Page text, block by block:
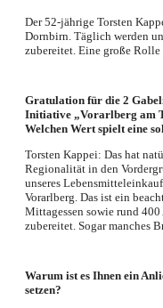
Der 52-jährige Torsten
Dornbirn. Täglich werden
zubereitet. Eine große
Gratulation für die 2
Initiative „Vorarlberg am
Welchen Wert spielt eine
Torsten Kappei: Das hat
Regionalität in den
unseres
Vorarlberg. Das ist ein
Mittagessen sowie rund
zubereitet. Sogar manches
Warum ist es Ihnen ein
setzen?